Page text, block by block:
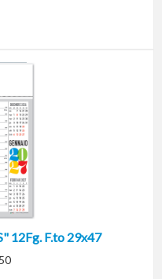
12Fg. F.to 29x47